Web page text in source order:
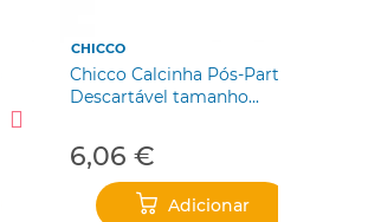
CHICCO
Chicco Calcinha Pós-Parto
Descartável tamanho...
6,06 €
Adicionar